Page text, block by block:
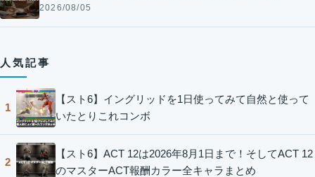
2026/08/05
人気記事
1
【スト6】イングリッドを1日使ってみて自然と使って
いたとりこれコンボ
2
【スト6】ACT 12は2026年8月1日まで！そしてACT 12
のマスターACT報酬カラー全キャラまとめ